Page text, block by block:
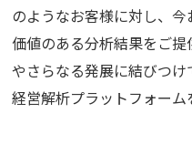
のようなお客様に対し、
価値のある分析結果をご
やさらなる発展に結びつ
経営解析プラットフォーム